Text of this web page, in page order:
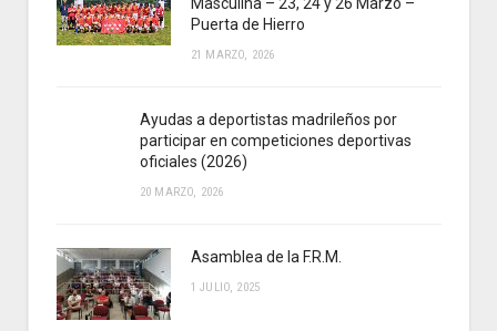
Puerta de Hierro
21 MARZO, 2026
Ayudas a deportistas madrileños por
participar en competiciones deportivas
oficiales (2026)
20 MARZO, 2026
Asamblea de la F.R.M.
1 JULIO, 2025